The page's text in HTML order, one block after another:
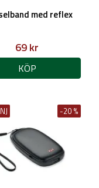
med reflex
69 kr
KÖP
-20 %